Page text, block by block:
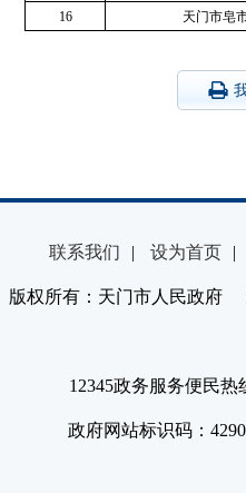
16
天门市皂
联系我们 | 设为首页 |
版权所有：天门市人民政府
12345政务服务便民热
政府网站标识码：